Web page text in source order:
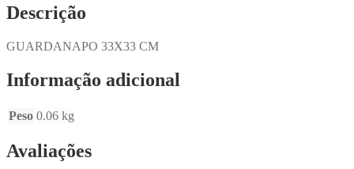
Descrição
GUARDANAPO 33X33 CM
Informação adicional
Peso 0.06 kg
Avaliações